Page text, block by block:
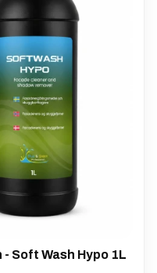
Soft Wash Hypo 1L